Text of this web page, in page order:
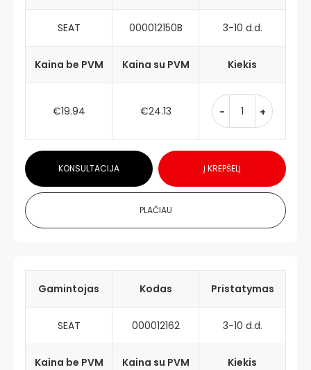
SEAT 000012150B 3-10 d.d.
Kaina be PVM Kaina su PVM Kiekis
€19.94 €24.13 - +
KONSULTACIJA Į KREPŠELĮ
PLAČIAU
Gamintojas Kodas Pristatymas
SEAT 000012162 3-10 d.d.
Kaina be PVM Kaina su PVM Kiekis